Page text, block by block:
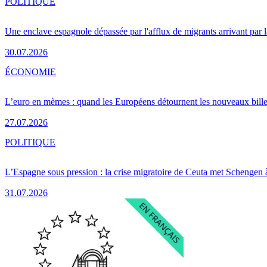
Une enclave espagnole dépassée par l'afflux de migrants arrivant par
30.07.2026
L’euro en mèmes : quand les Européens détournent les nouveaux
27.07.2026
ÉCONOMIE
L’Espagne sous pression : la crise migratoire de Ceuta met Schengen
31.07.2026
POLITIQUE